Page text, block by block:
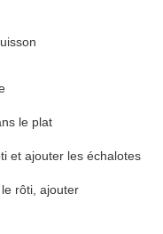
le plat
et ajouter les échalotes
rôti, ajouter